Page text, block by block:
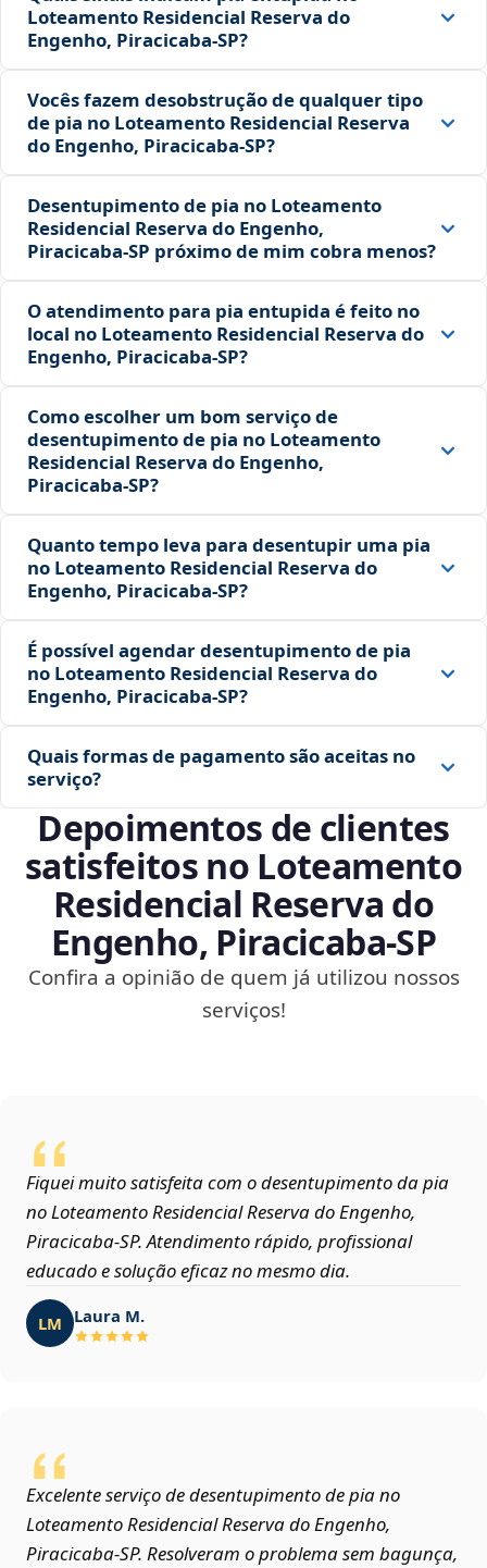
Loteamento Residencial Reserva do
Engenho, Piracicaba‑SP?
Vocês fazem desobstrução de qualquer tipo
de pia no Loteamento Residencial Reserva
do Engenho, Piracicaba‑SP?
Desentupimento de pia no Loteamento
Residencial Reserva do Engenho,
Piracicaba‑SP próximo de mim cobra menos?
O atendimento para pia entupida é feito no
local no Loteamento Residencial Reserva do
Engenho, Piracicaba‑SP?
Como escolher um bom serviço de
desentupimento de pia no Loteamento
Residencial Reserva do Engenho,
Piracicaba‑SP?
Quanto tempo leva para desentupir uma pia
no Loteamento Residencial Reserva do
Engenho, Piracicaba‑SP?
É possível agendar desentupimento de pia
no Loteamento Residencial Reserva do
Engenho, Piracicaba‑SP?
Quais formas de pagamento são aceitas no
serviço?
Depoimentos de clientes
satisfeitos no Loteamento
Residencial Reserva do
Engenho, Piracicaba‑SP
Confira a opinião de quem já utilizou nossos
serviços!
Fiquei muito satisfeita com o desentupimento da pia
no Loteamento Residencial Reserva do Engenho,
Piracicaba‑SP. Atendimento rápido, profissional
educado e solução eficaz no mesmo dia.
LM Laura M.
Excelente serviço de desentupimento de pia no
Loteamento Residencial Reserva do Engenho,
Piracicaba‑SP. Resolveram o problema sem bagunça,